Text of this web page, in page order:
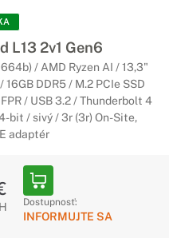
L13 2v1 Gen6
/ AMD Ryzen AI / 13,3"
DDR5 / M.2 PCIe SSD
/ USB 3.2 / Thunderbolt 4
bit / sivý / 3r (3r) On-Site,
adaptér
Dostupnosť:
INFORMUJTE SA